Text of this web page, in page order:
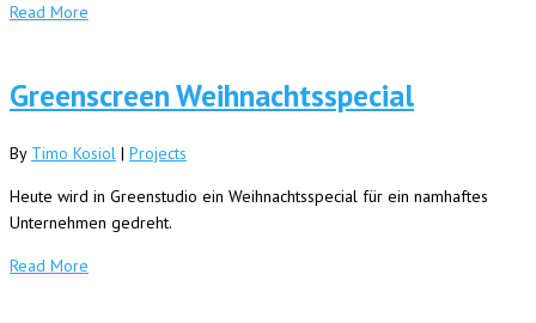
Read More
Greenscreen Weihnachtsspecial
By Timo Kosiol | Projects
Heute wird in Greenstudio ein Weihnachtsspecial für ein namhaftes
Unternehmen gedreht.
Read More